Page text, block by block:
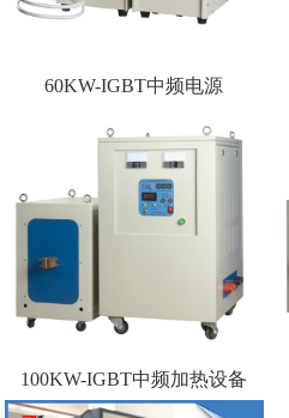
60KW-IGBT中频电源
100KW-IGBT中频加热设备